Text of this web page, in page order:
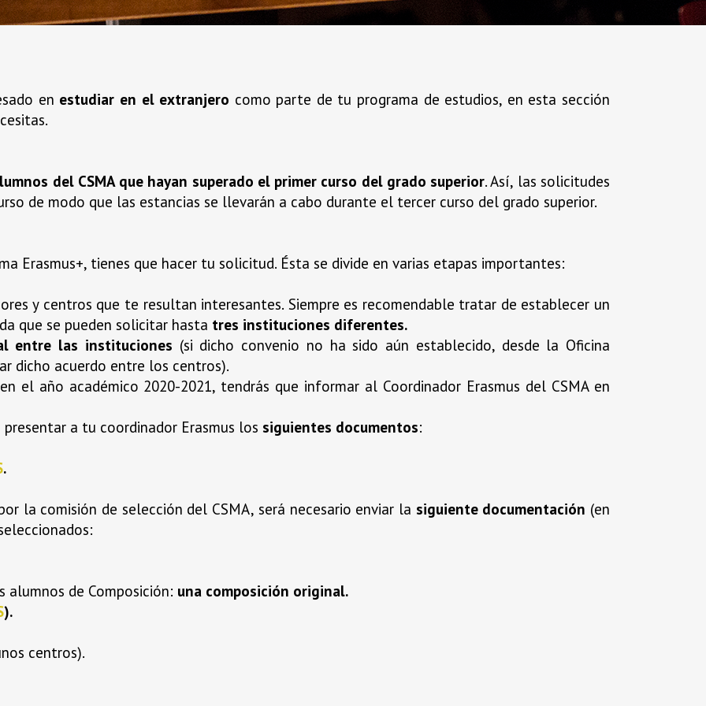
en estudiar en el extranjero como parte de tu programa de estudios, en esta sección
del CSMA que hayan superado el primer curso del grado superior. Así, las solicitudes
de modo que las estancias se llevarán a cabo durante el tercer curso del grado superior.
Erasmus+, tienes que hacer tu solicitud. Ésta se divide en varias etapas importantes:
y centros que te resultan interesantes. Siempre es recomendable tratar de establecer un
que se pueden solicitar hasta tres instituciones diferentes.
entre las instituciones (si dicho convenio no ha sido aún establecido, desde la Oficina
dicho acuerdo entre los centros).
el año académico 2020-2021, tendrás que informar al Coordinador Erasmus del CSMA en
a tu coordinador Erasmus los siguientes documentos:
.
la comisión de selección del CSMA, será necesario enviar la siguiente documentación (en
de Composición: una composición original.
).
centros).